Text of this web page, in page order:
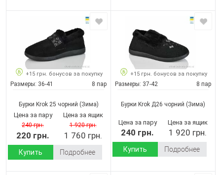
+15 грн. бонусов за покупку
Размеры: 36-41 8 пар
Бурки Krok 25 чорний (Зима)
Цена за пару
240 грн.
220 грн.
Цена за ящик
1 920 грн.
1 760 грн.
Купить Подробнее
+15 грн. бонусов за покупку
Размеры: 37-42 8 пар
Бурки Krok Д26 чорний (Зима)
Цена за пару
240 грн.
Цена за ящик
1 920 грн.
Купить Подробнее